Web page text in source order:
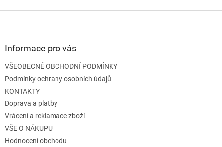
Informace pro vás
VŠEOBECNÉ OBCHODNÍ PODMÍNKY
Podmínky ochrany osobních údajů
KONTAKTY
Doprava a platby
Vrácení a reklamace zboží
VŠE O NÁKUPU
Hodnocení obchodu